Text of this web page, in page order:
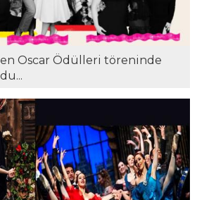
Oscar Ödülleri töreninde